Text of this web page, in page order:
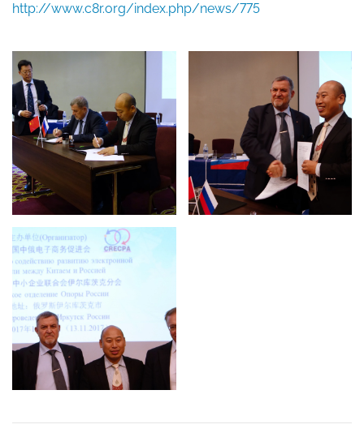
http://www.c8r.org/index.php/news/775